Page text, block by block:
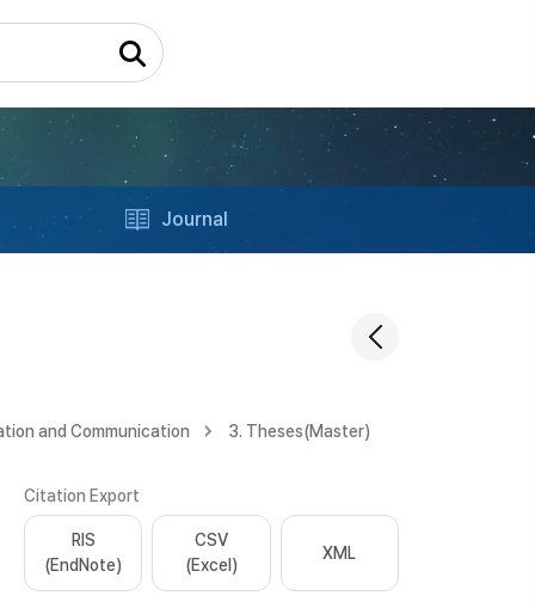
Journal
and Communication 3. Theses(Master)
Citation Export
RIS
(EndNote)
CSV
(Excel)
XML